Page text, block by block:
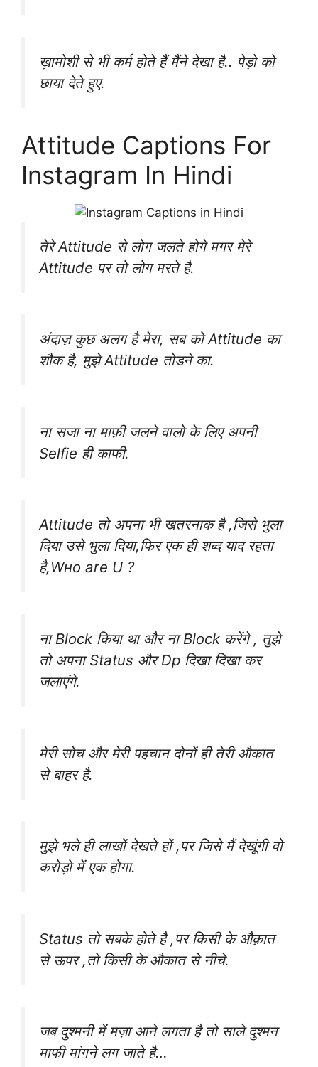
ख़ामोशी से भी कर्म होते हैं मैंने देखा है.. पेड़ो को
छाया देते हुए.
Attitude Captions For
Instagram In Hindi
तेरे ‪Attitude‬ से लोग जलते होगे मगर मेरे
‪Attitude पर तो लोग मरते है.
अंदाज़ कुछ अलग है मेरा, सब को Attitude का
शौक है, मुझे Attitude तोडने का.
ना सजा ना माफ़ी ‎जलने वालो के लिए ‎अपनी
Selfie ‎ही काफी.
Attitude तो ‪अपना‬ भी ‪‎खतरनाक‬ है ,जिसे‬ भुला
‪दिया‬ उसे ‪‎भुला‬ दिया,फिर‬ एक ‪ही‬ शब्द ‪याद‬ रहता
है,Wнo are U ?
ना Block किया था और ना Block करेंगे , तुझे
तो अपना Status और Dp दिखा दिखा कर
जलाएंगे.
मेरी सोच और मेरी पहचान दोनों ही तेरी औकात
से बाहर है.
मुझे भले ही लाखों देखते हों ,पर जिसे मैं देखूंगी वो
करोड़ो में एक होगा.
Status तो सबके होते है ,पर किसी के औक़ात
से ऊपर ,तो किसी के औकात से नीचे.
जब दुश्मनी में मज़ा आने लगता है तो साले दुश्मन
माफी मांगने लग जाते है…